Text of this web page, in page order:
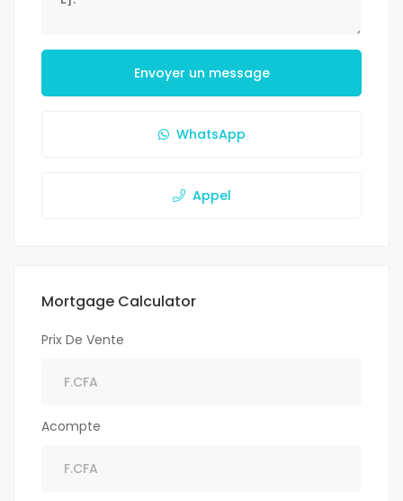
Envoyer un message
WhatsApp
Appel
Mortgage Calculator
Prix De Vente
Acompte